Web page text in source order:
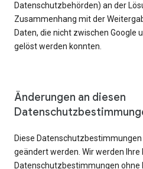
Datenschutzbehörden) an der
Zusammenhang mit der
Daten, die nicht zwischen Google
gelöst werden konnten.
Änderungen an diesen
Diese
geändert werden. Wir werden
Datenschutzbestimmungen ohne